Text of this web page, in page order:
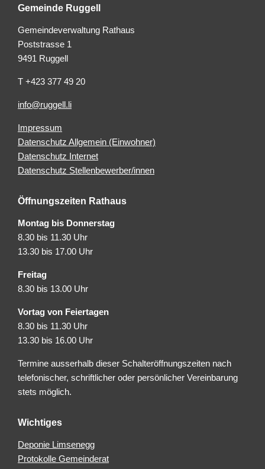
Gemeinde Ruggell
Gemeindeverwaltung Rathaus
Poststrasse 1
9491 Ruggell
T +423 377 49 20
info@ruggell.li
Impressum
Datenschutz Allgemein (Einwohner)
Datenschutz Internet
Datenschutz Stellenbewerber/innen
Öffnungszeiten Rathaus
Montag bis Donnerstag
8.30 bis 11.30 Uhr
13.30 bis 17.00 Uhr
Freitag
8.30 bis 13.00 Uhr
Vortag von Feiertagen
8.30 bis 11.30 Uhr
13.30 bis 16.00 Uhr
Termine ausserhalb dieser Schalteröffnungszeiten nach
telefonischer, schriftlicher oder persönlicher Vereinbarung
stets möglich.
Wichtiges
Deponie Limsenegg
Protokolle Gemeinderat